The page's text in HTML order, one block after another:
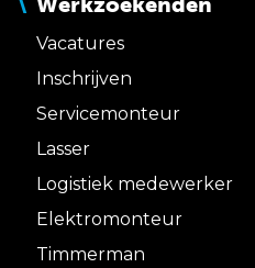
Vacatures
Inschrijven
Servicemonteur
Lasser
Logistiek medewerker
Elektromonteur
Timmerman